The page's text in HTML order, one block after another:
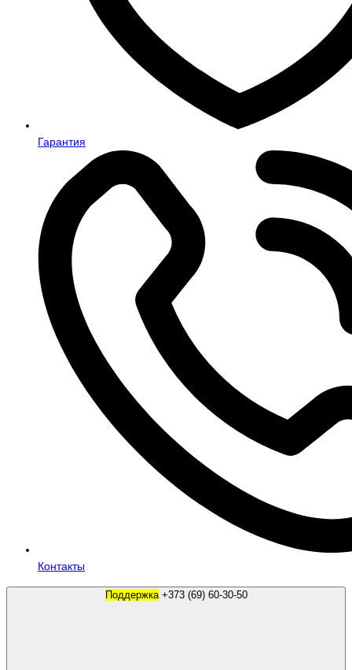
Гарантия
Контакты
Поддержка +373 (69) 60-30-50